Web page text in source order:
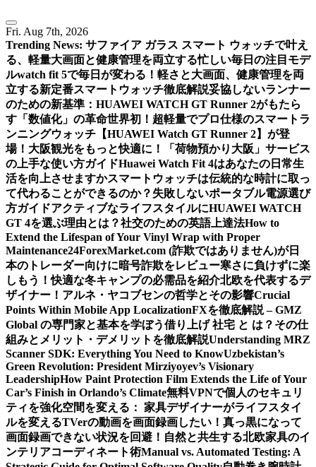
Fri. Aug 7th, 2026
Trending News: サファイア ガラス スマート ウォッチで叶え
る、軽量大画面と健康管理を両立する忙しい毎日の注目モデ
ルwatch fit 5で毎日が変わる！軽さと大画面、健康管理を両
立する新定番スマートウォッチ徹底解説妥協しないランナー
のための新基準：HUAWEI WATCH GT Runner 2がもたら
す「数値化」の革命世界初！超軽量でプロ仕様のスマートラ
ンニングウォッチ【HUAWEI Watch GT Runner 2】が登
場！ 大阪観光をもっと快適に！「荷物預かり大阪」サービス
の上手な使い方ガイドHuawei Watch Fit 4はあなたの日常生
活を向上させますかスマートウォッチは伝統的な時計に取っ
て代わることができるのか？ 失敗しないポータブル電源選び
方ガイドアクティブなライフスタイルにHUAWEI WATCH
GT 4を選ぶ理由とは？社交のための英語上達法How to
Extend the Lifespan of Your Vinyl Wrap with Proper
Maintenance24ForexMarket.com (詐欺ではありません)が日
本のトレーダー向けに暗号詐欺をレビュー寒さに負けずに楽
しもう！快適な冬キャンプの必需品を紹介北欧を代表するデ
ザイナー！アルネ・ヤコブセンの哲学とその影響Crucial
Points Within Mobile App LocalizationFXを徹底解説 – GMZ
Global の専門家と基本を学ぼう借り上げ 社宅 と は？その仕
組みとメリット・デメリットを徹底解説Understanding MRZ
Scanner SDK: Everything You Need to KnowUzbekistan’s
Green Revolution: President Mirziyoyev’s Visionary
LeadershipHow Paint Protection Film Extends the Life of Your
Car’s Finish in Orlando’s Climate無料VPNで個人のセキュリ
ティを強化空間を変える： 家具デザイナーがライフスタイ
ルを変えるTVerの動画を画面録画したい！真っ黒になって
画面録画できない状況を回避！ 自然と共生する北欧家具のイ
ンテリアコーディネート術Manual vs. Automated Testing: A